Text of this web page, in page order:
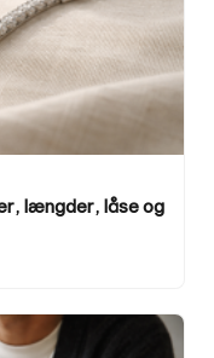
længder, låse og